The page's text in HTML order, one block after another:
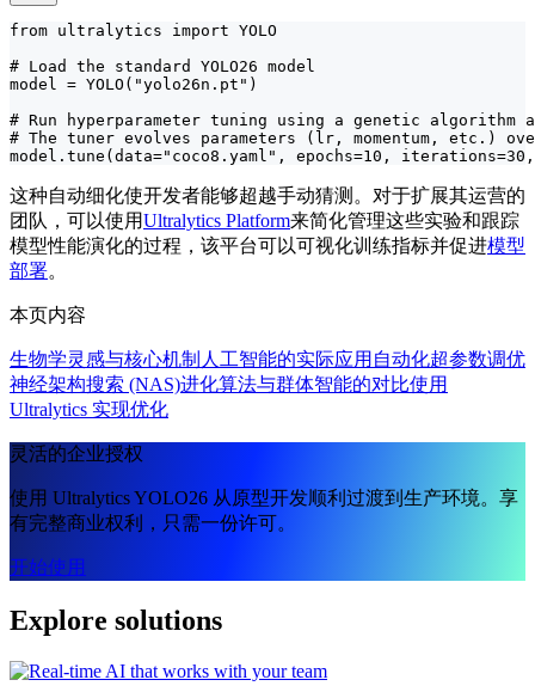
from ultralytics import YOLO
# Load the standard YOLO26 model
model = YOLO("yolo26n.pt")
# Run hyperparameter tuning using a genetic algorithm
# The tuner evolves parameters (lr, momentum, etc.)
model.tune(data="coco8.yaml", epochs=10,
这种自动细化使开发者能够超越手动猜测。对于扩展其运营的
团队，可以使用Ultralytics Platform来简化管理这些实验和跟踪
模型性能演化的过程，该平台可以可视化训练指标并促进模型
部署。
本页内容
生物学灵感与核心机制 人工智能的实际应用 自动化超参数调优
神经架构搜索 (NAS)进化算法与群体智能的对比使用
Ultralytics 实现优化
灵活的企业授权
使用 Ultralytics YOLO26 从原型开发顺利过渡到生产环境。享
有完整商业权利，只需一份许可。
开始使用
Explore solutions